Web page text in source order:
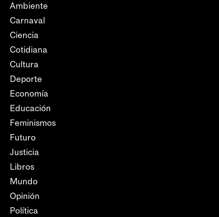
Ambiente
Carnaval
Ciencia
Cotidiana
Cultura
Deporte
Economía
Educación
Feminismos
Futuro
Justicia
Libros
Mundo
Opinión
Política